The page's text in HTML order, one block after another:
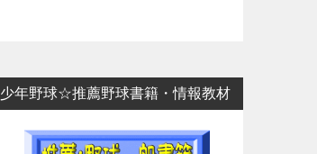
少年野球☆推薦野球書籍・情報教材